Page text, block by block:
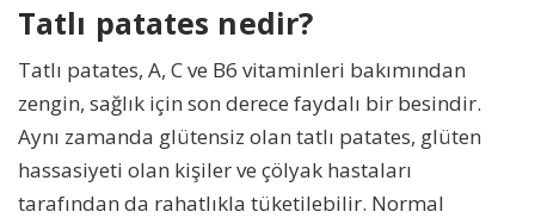
Tatlı patates nedir?
Tatlı patates, A, C ve B6 vitaminleri bakımından
zengin, sağlık için son derece faydalı bir besindir.
Aynı zamanda glütensiz olan tatlı patates, glüten
hassasiyeti olan kişiler ve çölyak hastaları
tarafından da rahatlıkla tüketilebilir. Normal